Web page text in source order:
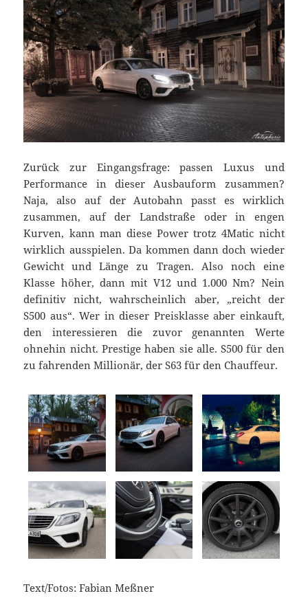
Zurück zur Eingangsfrage: passen Luxus und
Performance in dieser Ausbauform zusammen?
Naja, also auf der Autobahn passt es wirklich
zusammen, auf der Landstraße oder in engen
Kurven, kann man diese Power trotz 4Matic nicht
wirklich ausspielen. Da kommen dann doch wieder
Gewicht und Länge zu Tragen. Also noch eine
Klasse höher, dann mit V12 und 1.000 Nm? Nein
definitiv nicht, wahrscheinlich aber, „reicht der
S500 aus“. Wer in dieser Preisklasse aber einkauft,
den interessieren die zuvor genannten Werte
ohnehin nicht. Prestige haben sie alle. S500 für den
zu fahrenden Millionär, der S63 für den Chauffeur.
Text/Fotos: Fabian Meßner